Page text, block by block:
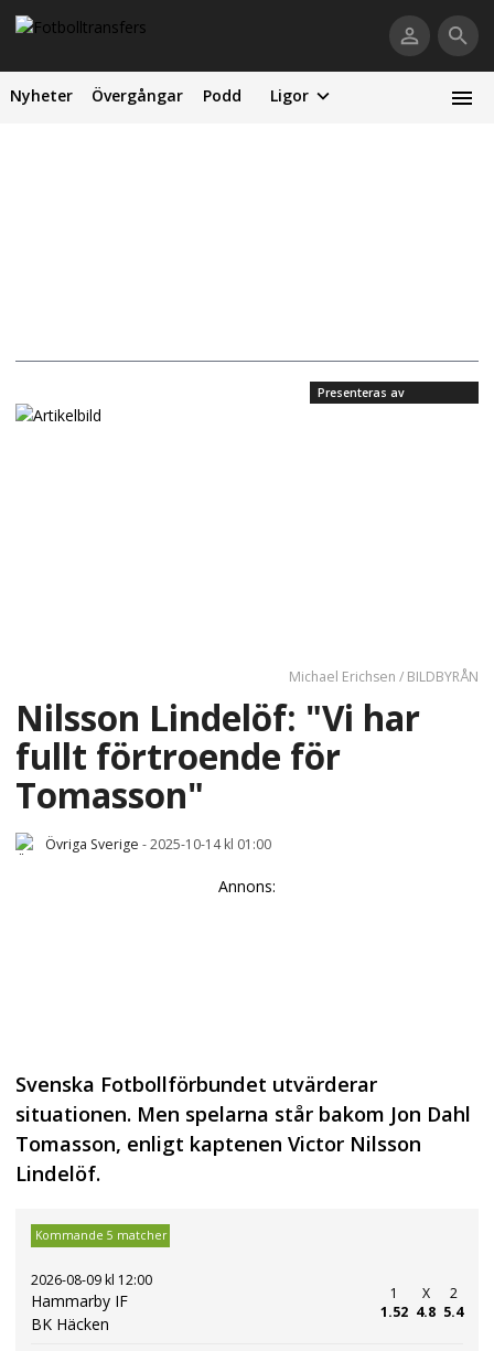
Nyheter Övergångar Podd Ligor
Presenteras av
Michael Erichsen / BILDBYRÅN
Nilsson Lindelöf: "Vi har
fullt förtroende för
Tomasson"
Övriga Sverige -2025-10-14 kl 01:00
Annons:
Svenska Fotbollförbundet utvärderar
situationen. Men spelarna står bakom Jon Dahl
Tomasson, enligt kaptenen Victor Nilsson
Lindelöf.
Kommande 5 matcher
2026-08-09 kl 12:00
Hammarby IF
BK Häcken
1
1.52
X
4.8
2
5.4